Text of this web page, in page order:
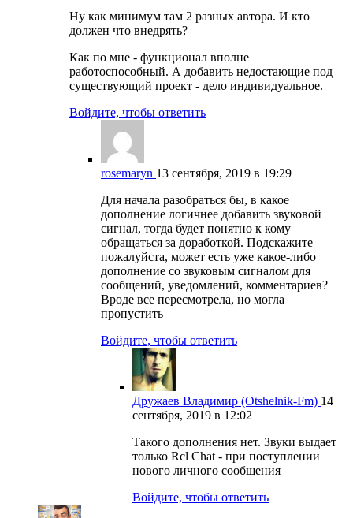
Ну как минимум там 2 разных автора. И кто
должен что внедрять?
Как по мне - функционал вполне
работоспособный. А добавить недостающие под
существующий проект - дело индивидуальное.
Войдите, чтобы ответить
rosemaryn 13 сентября, 2019 в 19:29
Для начала разобраться бы, в какое
дополнение логичнее добавить звуковой
сигнал, тогда будет понятно к кому
обращаться за доработкой. Подскажите
пожалуйста, может есть уже какое-либо
дополнение со звуковым сигналом для
сообщений, уведомлений, комментариев?
Вроде все пересмотрела, но могла
пропустить
Войдите, чтобы ответить
Дружаев Владимир (Otshelnik-Fm) 14
сентября, 2019 в 12:02
Такого дополнения нет. Звуки выдает
только Rcl Chat - при поступлении
нового личного сообщения
Войдите, чтобы ответить